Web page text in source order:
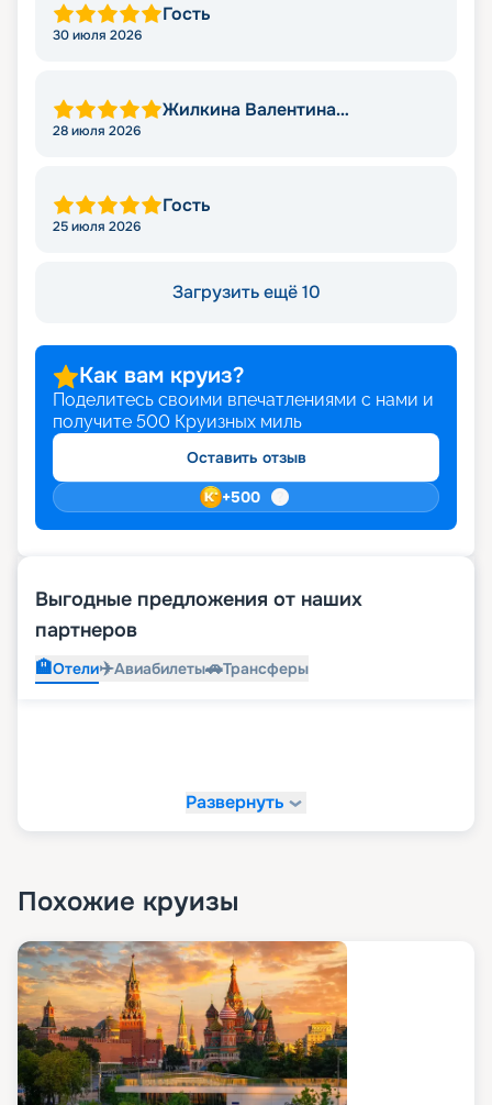
Гость
30 июля 2026
Жилкина Валентина
28 июля 2026
Гость
25 июля 2026
Загрузить ещё 10
Как вам круиз?
Поделитесь своими впечатлениями с нами и
получите 500 Круизных миль
Оставить отзыв
+500
Выгодные предложения от наших
партнеров
🏨Отели✈️Авиабилеты🚗Трансферы
Развернуть
Похожие круизы